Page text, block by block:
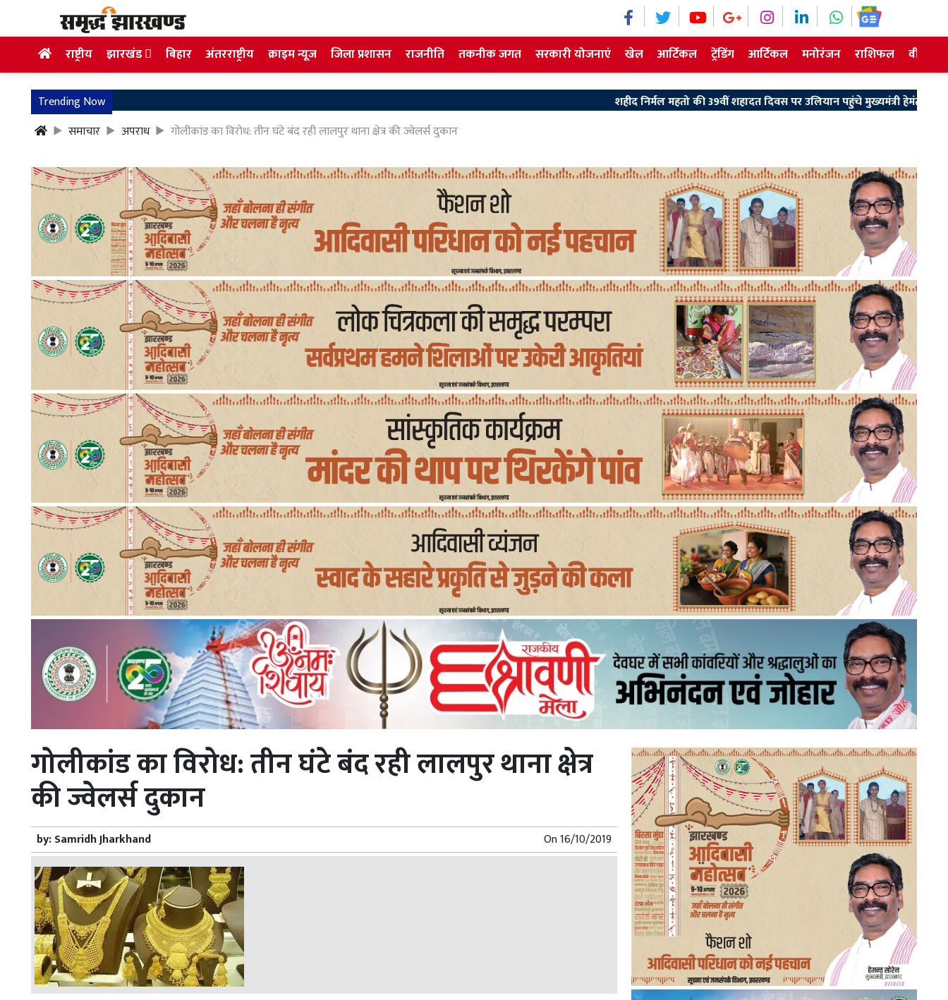
राष्ट्रीय झारखंड बिहार अंतरराष्ट्रीय क्राइम न्यूज जिला प्रशासन राजनीति तकनीक जगत सरकारी योजनाएं खेल आर्टिकल ट्रेंडिंग आर्टिकल मनोरंजन राशिफल वीडियो
Trending Now शहीद निर्मल महतो की 39वीं शहादत दिवस पर उलियान पहुंचे मुख्यमंत्री हेमंत सोरेन
समाचार
अपराध गोलीकांड का विरोध: तीन घंटे बंद रही लालपुर थाना क्षेत्र की ज्वेलर्स दुकान
गोलीकांड का विरोध: तीन घंटे बंद रही लालपुर थाना क्षेत्र
की ज्वेलर्स दुकान
by:Samridh Jharkhand On16/10/2019